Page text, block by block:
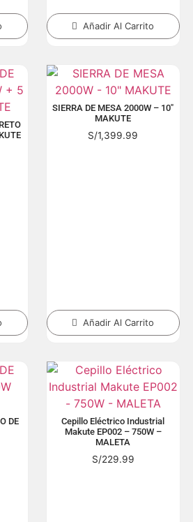
Añadir Al Carrito
SIERRA DE MESA 2000W – 10″
MAKUTE
S/1,399.99
Añadir Al Carrito
DE
Cepillo Eléctrico Industrial
Makute EP002 – 750W –
MALETA
S/229.99